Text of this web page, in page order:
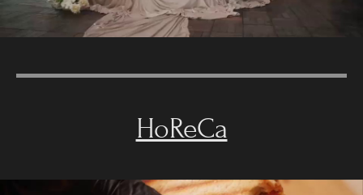
HoReCa